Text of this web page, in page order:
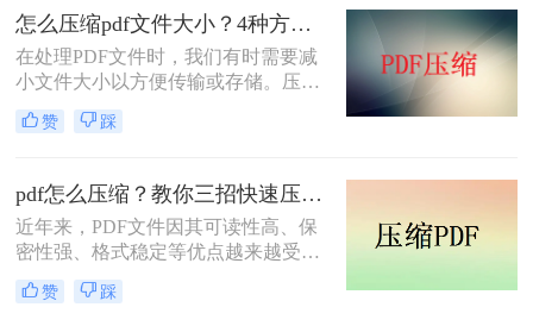
问题呢？今天我将为大家介绍一些有
关pdf文件怎么压缩大小的方法，帮助
您解决这个烦恼。
怎么压缩pdf文件大小？4种方法教你轻松搞定！
​在处理PDF文件时，我们有时需要减
小文件大小以方便传输或存储。压缩
PDF文件可以采取多种方法，包括使
用专业软件、在线工具或手机应用
文件大小方法。
赞 踩
pdf怎么压缩？教你三招快速压缩！
近年来，PDF文件因其可读性高、保
密性强、格式稳定等优点越来越受到
人们的青睐。但是，随之而来的问题
就是文件大小过大且不便于共享和传
赞 踩